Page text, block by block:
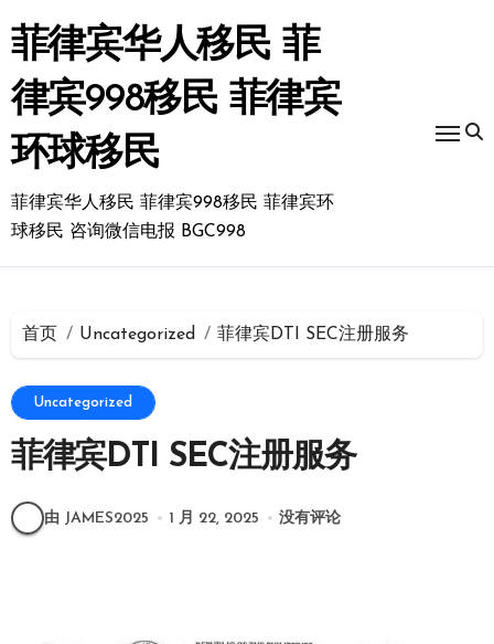
转
到
内
容
菲律宾华人移民 菲
律宾998移民 菲律宾
环球移民
菲律宾华人移民 菲律宾998移民 菲律宾环
球移民 咨询微信电报 BGC998
首页 Uncategorized 菲律宾DTI SEC注册服务
Uncategorized
菲律宾DTI SEC注册服务
由 JAMES2025 1 月 22, 2025 没有评论